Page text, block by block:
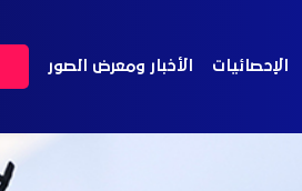
الإحصائيات الأخبار ومعرض الصور